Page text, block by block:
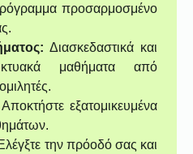
προσαρμοσμένο
Διασκεδαστικά και
μαθήματα από
Αποκτήστε εξατομικευμένα
την πρόοδό σας και